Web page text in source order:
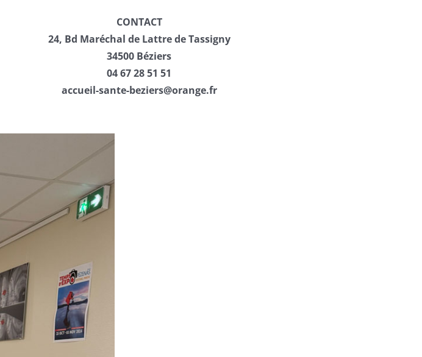
CONTACT
24, Bd Maréchal de Lattre de Tassigny
34500 Béziers
04 67 28 51 51
accueil-sante-beziers@orange.fr